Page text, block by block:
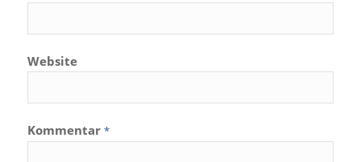
Website
Kommentar *